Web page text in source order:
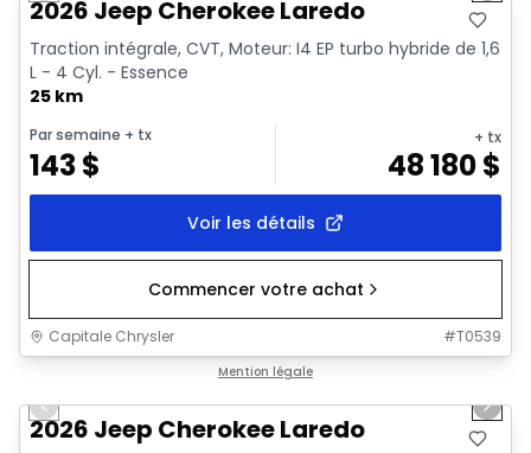
2026 Jeep Cherokee Laredo
Traction intégrale, CVT, Moteur: I4 EP turbo hybride de 1,6
L - 4 Cyl. - Essence
25 km
Par semaine + tx
143$
+ tx
48 180$
Voir les détails
Commencer votre achat
Capitale Chrysler #T0539
Mention légale
Previous slide Next
2026 Jeep Cherokee Laredo